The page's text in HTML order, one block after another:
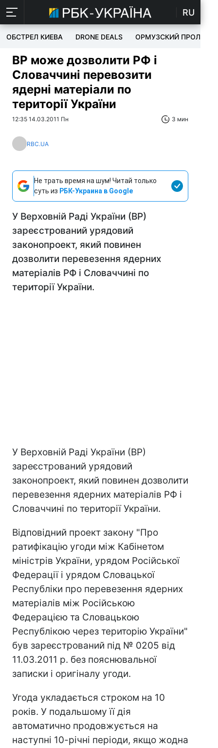
RU
ОБСТРЕЛ КИЕВА DRONE DEALS ОРМУЗСКИЙ ПРОЛИВ
ВР може дозволити РФ і
Словаччині перевозити
ядерні матеріали по
території України
12:35 14.03.2011 Пн 3 мин
RBC.UA
Не трать время на шум! Читай только
суть из РБК-Украина в Google
У Верховній Раді України (ВР)
зареєстрований урядовий
законопроект, який повинен
дозволити перевезення ядерних
матеріалів РФ і Словаччині по
території України.
У Верховній Раді України (ВР)
зареєстрований урядовий
законопроект, який повинен дозволити
перевезення ядерних матеріалів РФ і
Словаччині по території України.
Відповідний проект закону "Про
ратифікацію угоди між Кабінетом
міністрів України, урядом Російської
Федерації і урядом Словацької
Республіки про перевезення ядерних
матеріалів між Російською
Федерацією та Словацькою
Республікою через територію України"
був зареєстрований під № 0205 від
11.03.2011 р. без пояснювальної
записки і оригіналу угоди.
Угода укладається строком на 10
років. У подальшому її дія
автоматично продовжується на
наступні 10-річні періоди, якщо жодна